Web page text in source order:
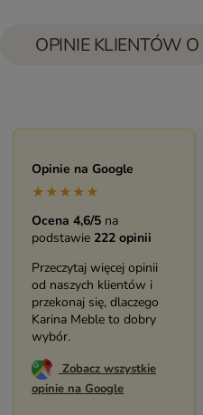
OPINIE KLIENTÓW
Opinie na Google
★★★★★
Ocena 4,6/5 na
podstawie 222 opinii
Przeczytaj więcej opinii
od naszych klientów i
przekonaj się, dlaczego
Karina Meble to dobry
wybór.
Zobacz wszystkie
opinie na Google
Maryla Maj
★★★★★
Duży i piękny asortyment
sklepu. Miła i pomocna
bardzo mnie cieszy.
Dziękuję. Polecam.
Zobacz opinię